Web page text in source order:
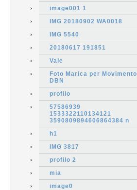
image001 1
IMG 20180902 WA0018
IMG 5540
20180617 191851
Vale
Foto Marica per Movimento
DBN
profilo
57586939
1533322110134121
3590809894606864384 n
h1
IMG 3817
profilo 2
mia
image0